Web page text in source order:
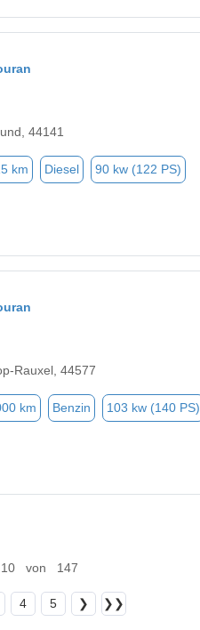
44141
km Diesel 90 kw (122 PS)
Rauxel, 44577
km Benzin 103 kw (140 PS)
von 147
4 5 ❯ ❯❯